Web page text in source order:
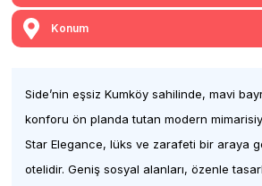
Konum
Side’nin eşsiz Kumköy sahilinde, mavi
konforu ön planda tutan modern
Star Elegance, lüks ve zarafeti bir araya
otelidir. Geniş sosyal alanları, özenle